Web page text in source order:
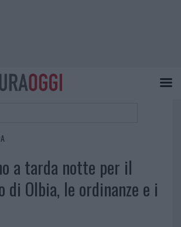
a tarda notte per il
di Olbia, le ordinanze e i